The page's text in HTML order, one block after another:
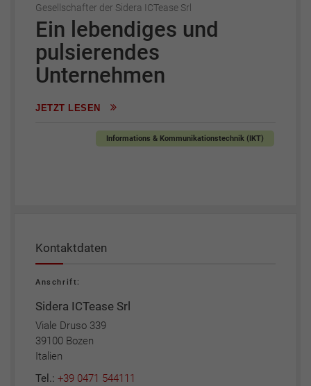
Gesellschafter der Sidera ICTease Srl
Ein lebendiges und
pulsierendes
Unternehmen
JETZT LESEN
Informations & Kommunikationstechnik (IKT)
Kontaktdaten
Anschrift:
Sidera ICTease Srl
Viale Druso 339
39100 Bozen
Italien
Tel.: +39 0471 544111